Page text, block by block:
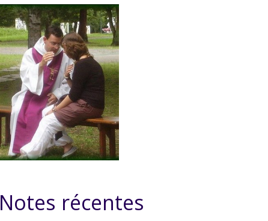
Notes récentes